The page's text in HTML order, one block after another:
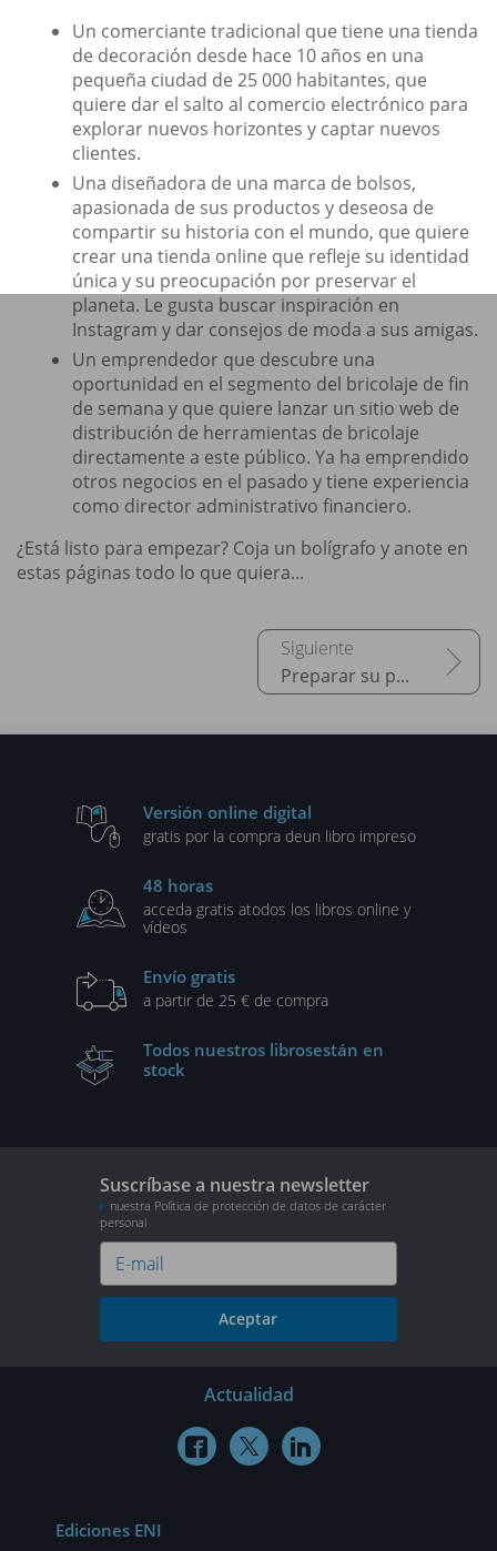
Un comerciante tradicional que tiene una tienda
de decoración desde hace 10 años en una
pequeña ciudad de 25 000 habitantes, que
quiere dar el salto al comercio electrónico para
explorar nuevos horizontes y captar nuevos
clientes.
Una diseñadora de una marca de bolsos,
apasionada de sus productos y deseosa de
compartir su historia con el mundo, que quiere
crear una tienda online que refleje su identidad
única y su preocupación por preservar el
planeta. Le gusta buscar inspiración en
Instagram y dar consejos de moda a sus amigas.
Un emprendedor que descubre una
oportunidad en el segmento del bricolaje de fin
de semana y que quiere lanzar un sitio web de
distribución de herramientas de bricolaje
directamente a este público. Ya ha emprendido
otros negocios en el pasado y tiene experiencia
como director administrativo financiero.
¿Está listo para empezar? Coja un bolígrafo y anote en
estas páginas todo lo que quiera...
Preparar su proyecto de tienda online
Versión online digital
gratis por la compra deun libro impreso
48 horas
acceda gratis atodos los libros online y
vídeos
Envío gratis
a partir de 25 € de compra
Todos nuestros librosestán en
stock
Suscríbase a nuestra newsletter
nuestra Política de protección de datos de carácter
personal
Aceptar
Actualidad
  
Ediciones ENI